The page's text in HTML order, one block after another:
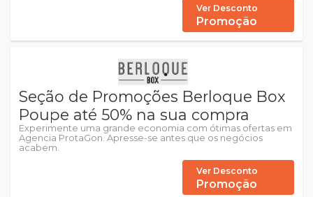
Ver Desconto
Promoção
Seção de Promoções Berloque Box
Poupe até 50% na sua compra
Experimente uma grande economia com ótimas ofertas em
Agencia ProtaGon. Apresse-se antes que os negócios
acabem.
Ver Desconto
Promoção